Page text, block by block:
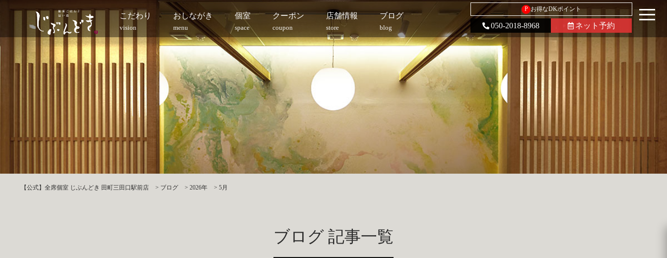
こだわり
vision
おしながき
menu
個室
space
クーポン
coupon
店舗情報
store
ブログ
blog
P お得なDKポイント
050-2018-8968 ネット予約
【公式】全席個室 じぶんどき 田町三田口駅前店 > ブログ > 2026年 > 5月
ブログ 記事一覧